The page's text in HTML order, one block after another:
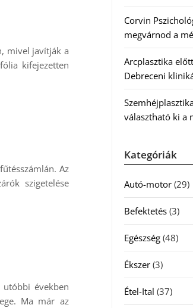
mivel javítják a
kifejezetten
Az
szigetelése
években
Ma már az
Corvin
megvárnod a
Arcplasztika
Debreceni
választható ki a
Kategóriák
Autó-motor(29)
Befektetés(3)
Egészség(48)
Ékszer(3)
Étel-Ital (37)